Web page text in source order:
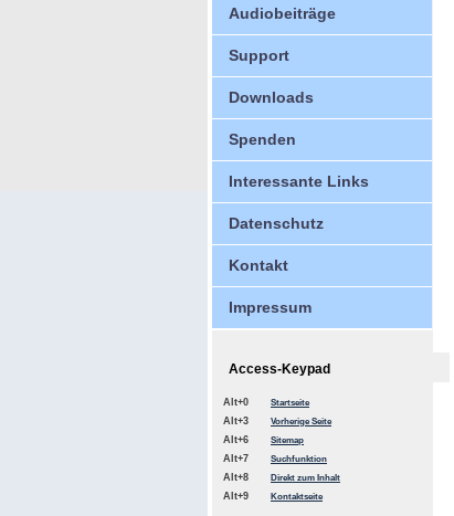
Audiobeiträge
Support
Downloads
Spenden
Interessante Links
Datenschutz
Kontakt
Impressum
Access-Keypad
Alt+0 Startseite
Alt+3 Vorherige Seite
Alt+6 Sitemap
Alt+7 Suchfunktion
Alt+8 Direkt zum Inhalt
Alt+9 Kontaktseite